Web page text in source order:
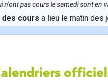
n'ont pas cours le samedi sont en
des cours a lieu le matin des